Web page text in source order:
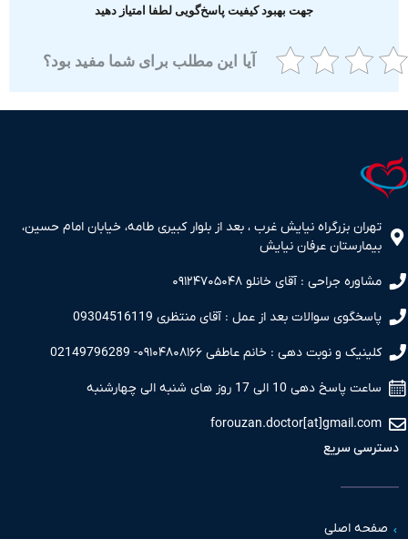
جهت بهبود کیفیت پاسخ‌گویی لطفا امتیاز دهید
آیا این مطلب برای شما مفید بود؟
بزرگراه نیایش غرب ، بعد از بلوار کبیری طامه، خیابان امام حسین،
عرفان نیایش
جراحی : آقای خانلو ۰۹۱۲۴۷۰۵۰۴۸
سوالات بعد از عمل : آقای منتظری 09304516119
و نوبت دهی : خانم عاطفی ۰۹۱۰۴۸۰۸۱۶۶- 02149796289
دهی 10 الی 17 روز های شنبه الی چهارشنبه
سریع
اصلی